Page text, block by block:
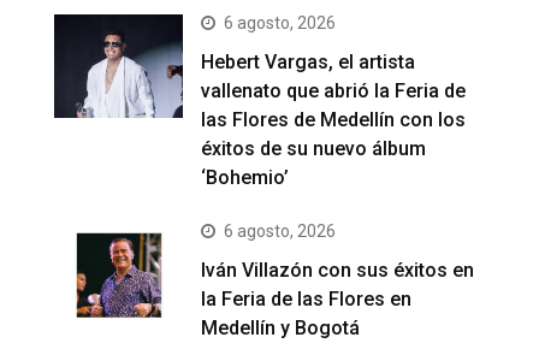
6 agosto, 2026
Hebert Vargas, el artista
vallenato que abrió la Feria de
las Flores de Medellín con los
éxitos de su nuevo álbum
‘Bohemio’
6 agosto, 2026
Iván Villazón con sus éxitos en
la Feria de las Flores en
Medellín y Bogotá